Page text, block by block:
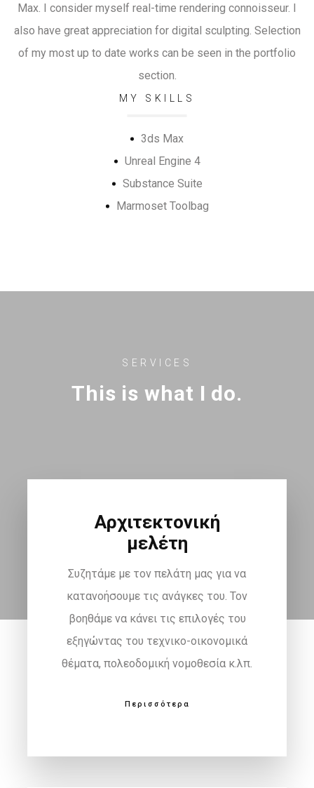
Max. I consider myself real-time rendering connoisseur. I
also have great appreciation for digital sculpting. Selection
of my most up to date works can be seen in the portfolio
section.
MY SKILLS
3ds Max
Unreal Engine 4
Substance Suite
Marmoset Toolbag
SERVICES
This is what I do.
Αρχιτεκτονική
μελέτη
Συζητάμε με τον πελάτη μας για να
κατανοήσουμε τις ανάγκες του. Τον
βοηθάμε να κάνει τις επιλογές του
εξηγώντας του τεχνικο-οικονομικά
θέματα, πολεοδομική νομοθεσία κ.λπ.
Περισσότερα